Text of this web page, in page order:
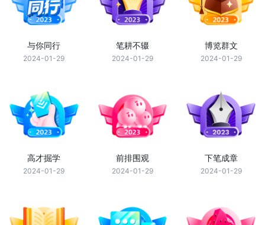
与你同行
2024-01-29
笔耕不辍
2024-01-29
博览群文
2024-01-29
高才掘学
2024-01-29
前排围观
2024-01-29
下笔成章
2024-01-29